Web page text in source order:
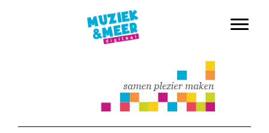
Toggle
Muziek & Meer Digitaal